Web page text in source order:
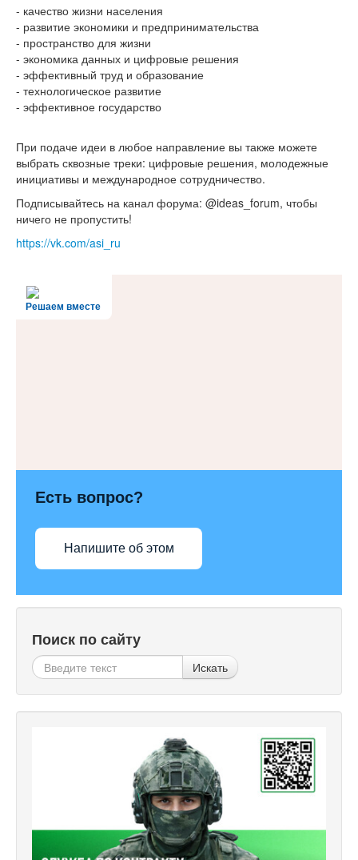
- качество жизни населения
- развитие экономики и предпринимательства
- пространство для жизни
- экономика данных и цифровые решения
- эффективный труд и образование
- технологическое развитие
- эффективное государство
При подаче идеи в любое направление вы также можете
выбрать сквозные треки: цифровые решения, молодежные
инициативы и международное сотрудничество.
Подписывайтесь на канал форума: @ideas_forum, чтобы
ничего не пропустить!
https://vk.com/asi_ru
Решаем вместе
Есть вопрос?
Напишите об этом
Поиск по сайту
Искать